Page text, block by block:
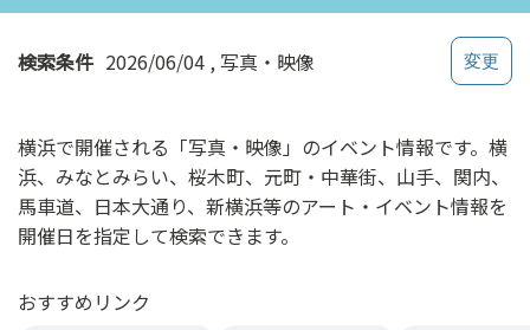
の
ク
検索条件 2026/06/04 写真・映像
横浜で開催される「写真・映像」のイベント情報です。横
浜、みなとみらい、桜木町、元町・中華街、山手、関内、
馬車道、日本大通り、新横浜等のアート・イベント情報を
開催日を指定して検索できます。
おすすめリンク